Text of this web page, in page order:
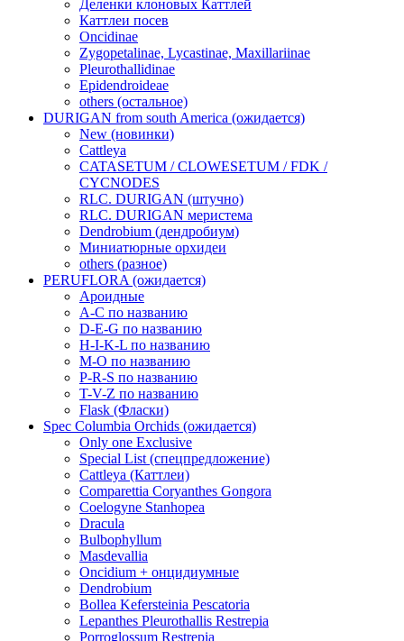
Деленки клоновых Каттлей
Каттлеи посев
Oncidinae
Zygopetalinae, Lycastinae, Maxillariinae
Pleurothallidinae
Epidendroideae
others (остальное)
DURIGAN from south America (ожидается)
New (новинки)
Cattleya
CATASETUM / CLOWESETUM / FDK /
CYCNODES
RLC. DURIGAN (штучно)
RLC. DURIGAN меристема
Dendrobium (дендробиум)
Миниатюрные орхидеи
others (разное)
PERUFLORA (ожидается)
Ароидные
A-C по названию
D-E-G по названию
H-I-K-L по названию
M-O по названию
P-R-S по названию
T-V-Z по названию
Flask (Фласки)
Spec Columbia Orchids (ожидается)
Only one Exclusive
Special List (спецпредложение)
Cattleya (Каттлеи)
Comparettia Coryanthes Gongora
Coelogyne Stanhopea
Dracula
Bulbophyllum
Masdevallia
Oncidium + онцидиумные
Dendrobium
Bollea Kefersteinia Pescatoria
Lepanthes Pleurothallis Restrepia
Porroglossum Restrepia